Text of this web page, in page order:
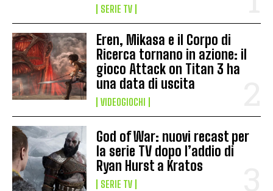
SERIE TV
Eren, Mikasa e il Corpo di
Ricerca tornano in azione: il
gioco Attack on Titan 3 ha
una data di uscita
VIDEOGIOCHI
God of War: nuovi recast per
la serie TV dopo l’addio di
Ryan Hurst a Kratos
SERIE TV